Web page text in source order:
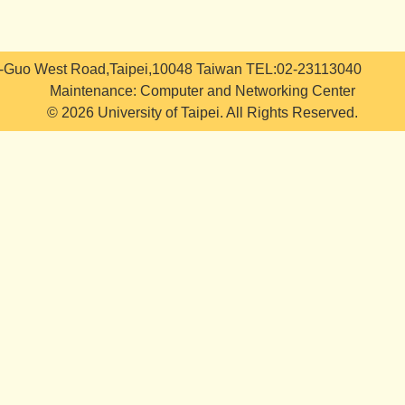
West Road,Taipei,10048 Taiwan TEL:02-23113040
Maintenance: Computer and Networking Center
© 2026 University of Taipei. All Rights Reserved.